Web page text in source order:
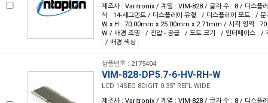
제조사 : Varitronix / 계열 : VIM-828 / 글자 수 : 8 / 디스플
식 : 14-세그먼트 / 디스플레이 유형 : / 디스플레이 모드 : /
W x H : 70.00mm x 25.00mm x 2.71mm / 시각 영역 :
W / 배경 조명 : / 전압 - 공급 : / 도트 크기 : / 인터페이스 : /
: / 배경 색상 :
상품번호 : 2175404
VIM-828-DP5.7-6-HV-RH-W
LCD 14SEG 8DIGIT 0.35" REFL WIDE
제조사 : Varitronix / 계열 : VIM-828 / 글자 수 : 8 / 디스플